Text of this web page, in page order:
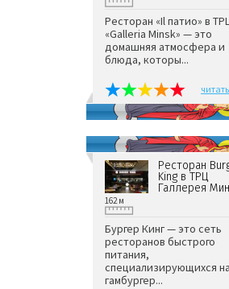
Ресторан «Il патио» в
«Galleria Minsk» — это
домашняя атмосфера и
блюда, которы...
Ресторан
King в ТРЦ
Галлерея
162 м
Бургер Кинг — это сеть
ресторанов быстрого
питания,
специализирующихся на
гамбургер...